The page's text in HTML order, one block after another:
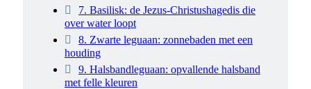
7. Basilisk: de Jezus-Christushagedis die
over water loopt
8. Zwarte leguaan: zonnebaden met een
houding
9. Halsbandleguaan: opvallende halsband
met felle kleuren